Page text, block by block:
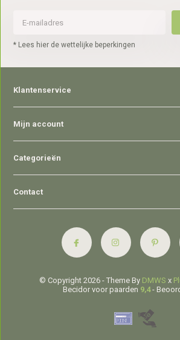
* Lees hier de wettelijke beperkingen
Klantenservice
Mijn account
Categorieën
Contact
© Copyright 2026 - Theme By DMWS x
Becidor voor paarden 9,4-